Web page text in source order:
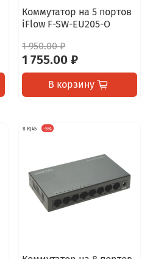
Коммутатор на 5 портов
iFlow F-SW-EU205-O
1 950.00 ₽
1 755.00 ₽
В корзину
8 RJ45 -5%